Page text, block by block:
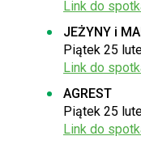
Link do
JEŻYNY i
Piątek 25
Link do
AGREST
Piątek 25
Link do